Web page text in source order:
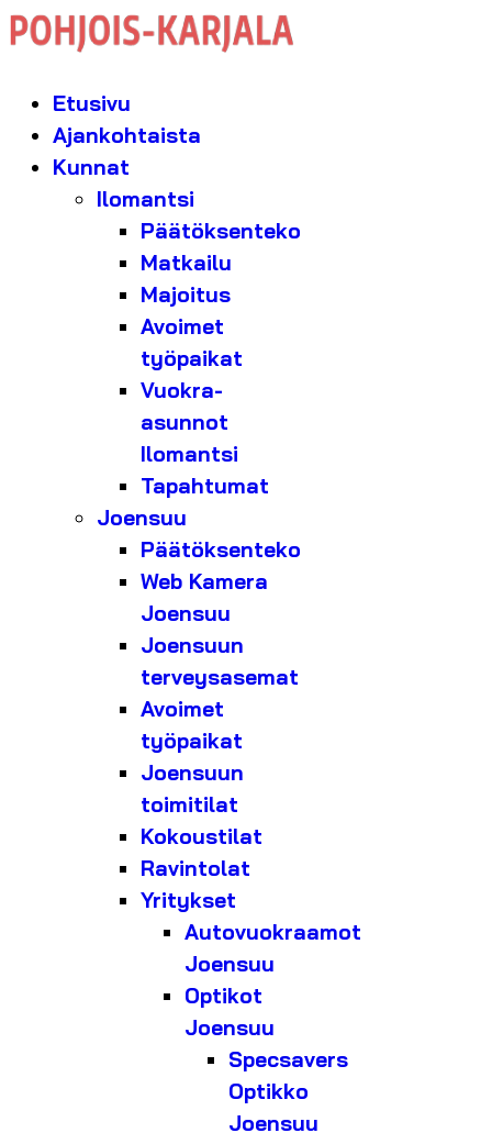
Etusivu
Ajankohtaista
Kunnat
Ilomantsi
Päätöksenteko
Matkailu
Majoitus
Avoimet
työpaikat
Vuokra-
asunnot
Ilomantsi
Tapahtumat
Joensuu
Päätöksenteko
Web Kamera
Joensuu
Joensuun
terveysasemat
Avoimet
työpaikat
Joensuun
toimitilat
Kokoustilat
Ravintolat
Yritykset
Autovuokraamot
Joensuu
Optikot
Joensuu
Specsavers
Optikko
Joensuu